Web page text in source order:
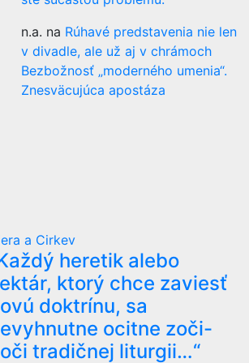
n.a. na Rúhavé predstavenia nie len
v divadle, ale už aj v chrámoch
Bezbožnosť „moderného umenia“.
Znesväcujúca apostáza
a Cirkev
heretik alebo
ktorý chce zaviesť
doktrínu, sa
ocitne zoči-
tradičnej liturgii…“